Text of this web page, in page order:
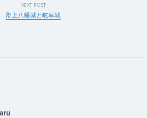
NEXT POST
郡上八幡城と岐阜城